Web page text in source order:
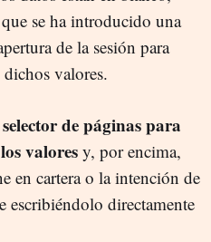
se ha introducido una
de la sesión para
valores.
selector de páginas para
valores y, por encima,
en cartera o la intención de
escribiéndolo directamente